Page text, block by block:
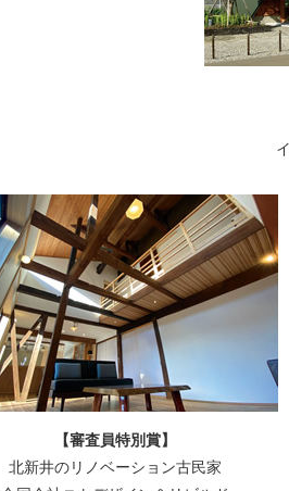
【審査員特別賞】
北新井のリノベーション古民家